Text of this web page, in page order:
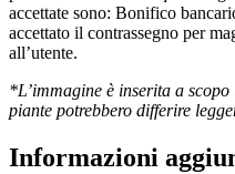
accettate sono: Bonifico
accettato il contrassegno per
all’utente.
*L’immagine è inserita a
piante potrebbero differire
Informazioni